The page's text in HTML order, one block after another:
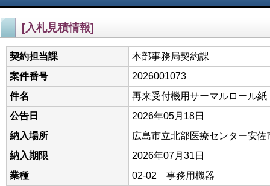
[入札見積情報]
契約担当課
本部事務局契約課
案件番号
2026001073
件名
再来受付機用サーマルロール紙
公告日
2026年05月18日
納入場所
広島市立北部医療センター安
納入期限
2026年07月31日
業種
02-02 事務用機器